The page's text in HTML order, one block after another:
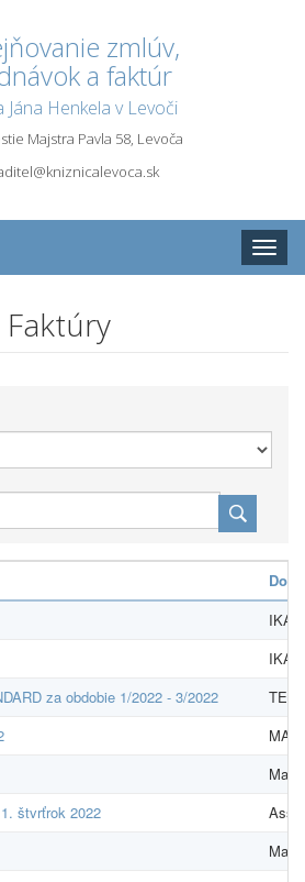
zmlúv,
a faktúr
Jána Henkela v Levoči
Majstra Pavla 58, Levoča
Toggle
Faktúry
za obdobie 1/2022 - 3/2022
štvrťrok 2022